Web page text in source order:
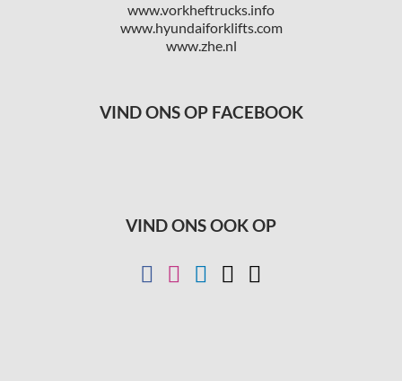
www.vorkheftrucks.info
www.hyundaiforklifts.com
www.zhe.nl
VIND ONS OP FACEBOOK
VIND ONS OOK OP